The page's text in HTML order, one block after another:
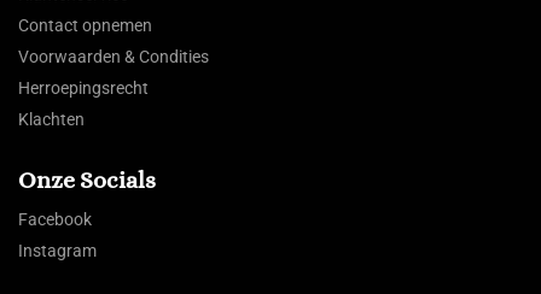
Contact opnemen
Voorwaarden & Condities
Herroepingsrecht
Klachten
Onze Socials
Facebook
Instagram